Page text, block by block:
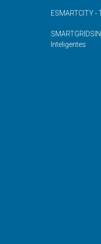
ESMARTCITY
Inteligentes